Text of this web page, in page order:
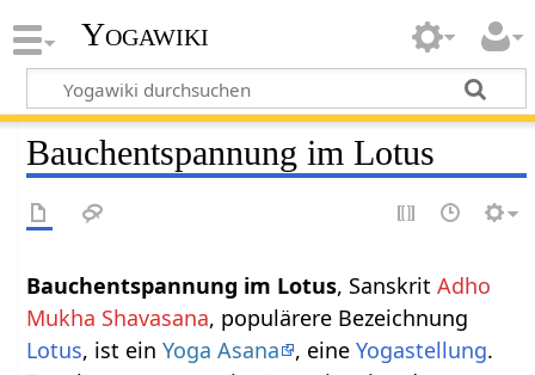
Yogawiki
Bauchentspannung im Lotus
Bauchentspannung im Lotus, SanskritAdho
Mukha Shavasana, populärere Bezeichnung
Lotus, ist einYoga Asana , eineYogastellung.